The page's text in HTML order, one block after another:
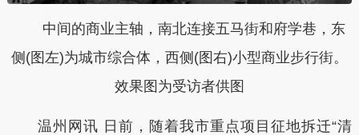
中间的商业主轴，南北连接五马街和府学巷，东
侧(图左)为城市综合体，西侧(图右)小型商业步行街。
效果图为受访者供图
温州网讯 日前，随着我市重点项目征地拆迁“清